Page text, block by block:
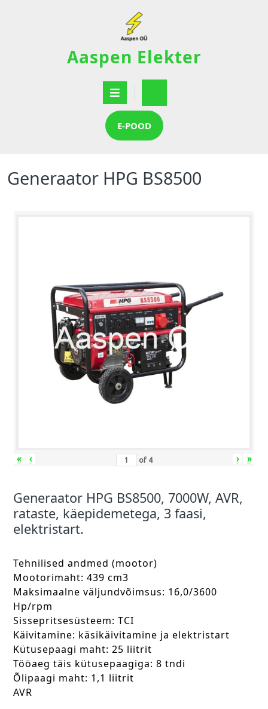
Aaspen Elekter
E-POOD
Generaator HPG BS8500
« ‹ of 4 › »
Generaator HPG BS8500, 7000W, AVR,
rataste, käepidemetega, 3 faasi,
elektristart.
Tehnilised andmed (mootor)
Mootorimaht: 439 cm3
Maksimaalne väljundvõimsus: 16,0/3600
Hp/rpm
Sissepritsesüsteem: TCI
Käivitamine: käsikäivitamine ja elektristart
Kütusepaagi maht: 25 liitrit
Tööaeg täis kütusepaagiga: 8 tndi
Õlipaagi maht: 1,1 liitrit
AVR